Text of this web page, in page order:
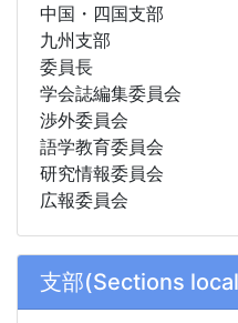
中国・四国支部
九州支部
委員長
学会誌編集委員会
渉外委員会
語学教育委員会
研究情報委員会
広報委員会
支部(Sections